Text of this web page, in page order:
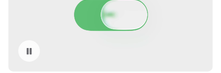
暂停播放视频 Apple 发布基于 Liquid Glass 的全新软件设计